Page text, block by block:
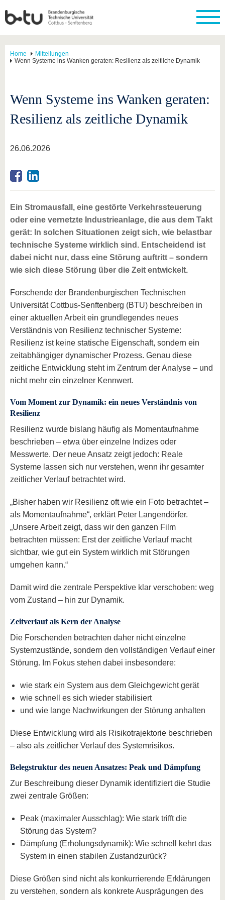
Home
Mitteilungen
Wenn Systeme ins Wanken geraten: Resilienz als zeitliche Dynamik
Wenn Systeme ins Wanken geraten:
Resilienz als zeitliche Dynamik
26.06.2026
Ein Stromausfall, eine gestörte Verkehrssteuerung
oder eine vernetzte Industrieanlage, die aus dem Takt
gerät: In solchen Situationen zeigt sich, wie belastbar
technische Systeme wirklich sind. Entscheidend ist
dabei nicht nur, dass eine Störung auftritt – sondern
wie sich diese Störung über die Zeit entwickelt.
Forschende der Brandenburgischen Technischen
Universität Cottbus-Senftenberg (BTU) beschreiben in
einer aktuellen Arbeit ein grundlegendes neues
Verständnis von Resilienz technischer Systeme:
Resilienz ist keine statische Eigenschaft, sondern ein
zeitabhängiger dynamischer Prozess. Genau diese
zeitliche Entwicklung steht im Zentrum der Analyse – und
nicht mehr ein einzelner Kennwert.
Vom Moment zur Dynamik: ein neues Verständnis von
Resilienz
Resilienz wurde bislang häufig als Momentaufnahme
beschrieben – etwa über einzelne Indizes oder
Messwerte. Der neue Ansatz zeigt jedoch: Reale
Systeme lassen sich nur verstehen, wenn ihr gesamter
zeitlicher Verlauf betrachtet wird.
„Bisher haben wir Resilienz oft wie ein Foto betrachtet –
als Momentaufnahme“, erklärt Peter Langendörfer.
„Unsere Arbeit zeigt, dass wir den ganzen Film
betrachten müssen: Erst der zeitliche Verlauf macht
sichtbar, wie gut ein System wirklich mit Störungen
umgehen kann.“
Damit wird die zentrale Perspektive klar verschoben: weg
vom Zustand – hin zur Dynamik.
Zeitverlauf als Kern der Analyse
Die Forschenden betrachten daher nicht einzelne
Systemzustände, sondern den vollständigen Verlauf einer
Störung. Im Fokus stehen dabei insbesondere:
wie stark ein System aus dem Gleichgewicht gerät
wie schnell es sich wieder stabilisiert
und wie lange Nachwirkungen der Störung anhalten
Diese Entwicklung wird als Risikotrajektorie beschrieben
– also als zeitlicher Verlauf des Systemrisikos.
Belegstruktur des neuen Ansatzes: Peak und Dämpfung
Zur Beschreibung dieser Dynamik identifiziert die Studie
zwei zentrale Größen:
Peak (maximaler Ausschlag): Wie stark trifft die
Störung das System?
Dämpfung (Erholungsdynamik): Wie schnell kehrt das
System in einen stabilen Zustandzurück?
Diese Größen sind nicht als konkurrierende Erklärungen
zu verstehen, sondern als konkrete Ausprägungen des